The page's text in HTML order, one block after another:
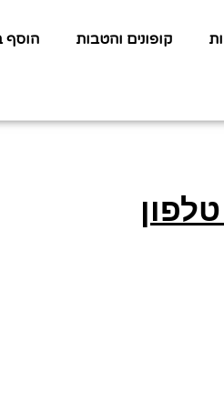
קופונים והטבות הוסף